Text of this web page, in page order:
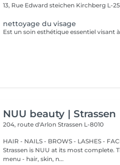
13, Rue Edward steichen Kirchberg L-
nettoyage du visage
NUU beauty | Strassen
204, route d'ArlonStrassen L-8010
HAIR - NAILS - BROWS - LASHES -
Strassen is NUU at its most complete.
menu - hair, skin, n...